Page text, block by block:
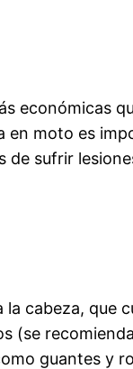
económicas
en moto es
de sufrir
cabeza, que
(se
guantes y